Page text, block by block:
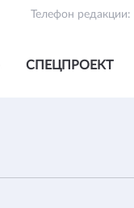
Телефон редакции:
СПЕЦПРОЕКТ